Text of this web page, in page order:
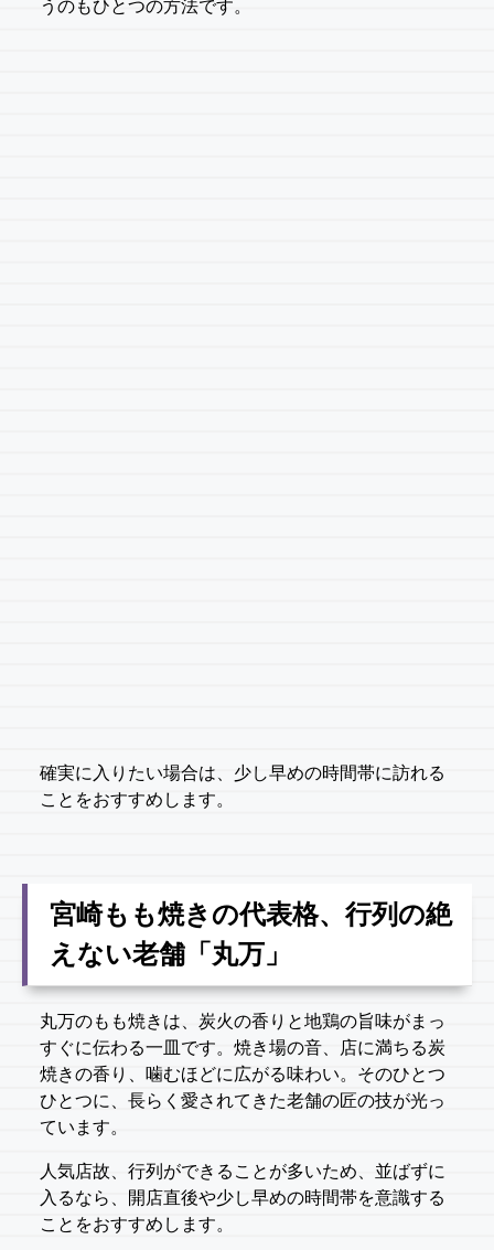
うのもひとつの方法です。
確実に入りたい場合は、少し早めの時間帯に訪れる
ことをおすすめします。
宮崎もも焼きの代表格、行列の絶
えない老舗「丸万」
丸万のもも焼きは、炭火の香りと地鶏の旨味がまっ
すぐに伝わる一皿です。焼き場の音、店に満ちる炭
焼きの香り、噛むほどに広がる味わい。そのひとつ
ひとつに、長らく愛されてきた老舗の匠の技が光っ
ています。
人気店故、行列ができることが多いため、並ばずに
入るなら、開店直後や少し早めの時間帯を意識する
ことをおすすめします。